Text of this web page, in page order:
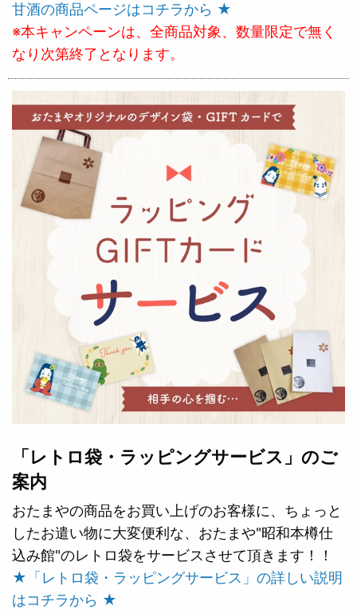
甘酒の商品ページはコチラから ★
※本キャンペーンは、全商品対象、数量限定で無く
なり次第終了となります。
「レトロ袋・ラッピングサービス」のご
案内
おたまやの商品をお買い上げのお客様に、ちょっと
したお遣い物に大変便利な、おたまや"昭和本樽仕
込み館"のレトロ袋をサービスさせて頂きます！！
★「レトロ袋・ラッピングサービス」の詳しい説明
はコチラから ★